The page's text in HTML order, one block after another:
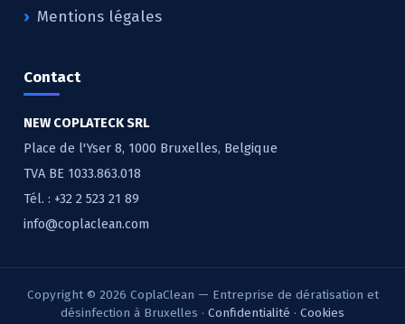
Mentions légales
Contact
NEW COPLATECK SRL
Place de l'Yser 8, 1000 Bruxelles, Belgique
TVA BE 1033.863.018
Tél. : +32 2 523 21 89
info@coplaclean.com
Copyright © 2026 CoplaClean — Entreprise de dératisation et
désinfection à Bruxelles · Confidentialité · Cookies